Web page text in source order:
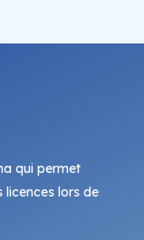
qui permet
licences lors de